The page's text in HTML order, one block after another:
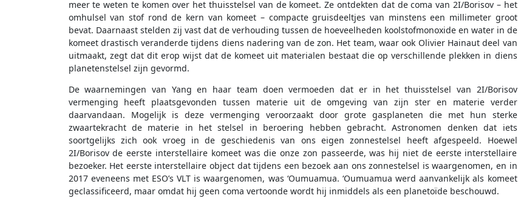
meer te weten te komen over het thuisstelsel van de komeet. Ze ontdekten dat de coma van 2I/Borisov – het
omhulsel van stof rond de kern van komeet – compacte gruisdeeltjes van minstens een millimeter groot
bevat. Daarnaast stelden zij vast dat de verhouding tussen de hoeveelheden koolstofmonoxide en water in de
komeet drastisch veranderde tijdens diens nadering van de zon. Het team, waar ook Olivier Hainaut deel van
uitmaakt, zegt dat dit erop wijst dat de komeet uit materialen bestaat die op verschillende plekken in diens
planetenstelsel zijn gevormd.
De waarnemingen van Yang en haar team doen vermoeden dat er in het thuisstelsel van 2I/Borisov
vermenging heeft plaatsgevonden tussen materie uit de omgeving van zijn ster en materie verder
daarvandaan. Mogelijk is deze vermenging veroorzaakt door grote gasplaneten die met hun sterke
zwaartekracht de materie in het stelsel in beroering hebben gebracht. Astronomen denken dat iets
soortgelijks zich ook vroeg in de geschiedenis van ons eigen zonnestelsel heeft afgespeeld. Hoewel
2I/Borisov de eerste interstellaire komeet was die onze zon passeerde, was hij niet de eerste interstellaire
bezoeker. Het eerste interstellaire object dat tijdens een bezoek aan ons zonnestelsel is waargenomen, en in
2017 eveneens met ESO’s VLT is waargenomen, was ʻOumuamua. ʻOumuamua werd aanvankelijk als komeet
geclassificeerd, maar omdat hij geen coma vertoonde wordt hij inmiddels als een planetoïde beschouwd.